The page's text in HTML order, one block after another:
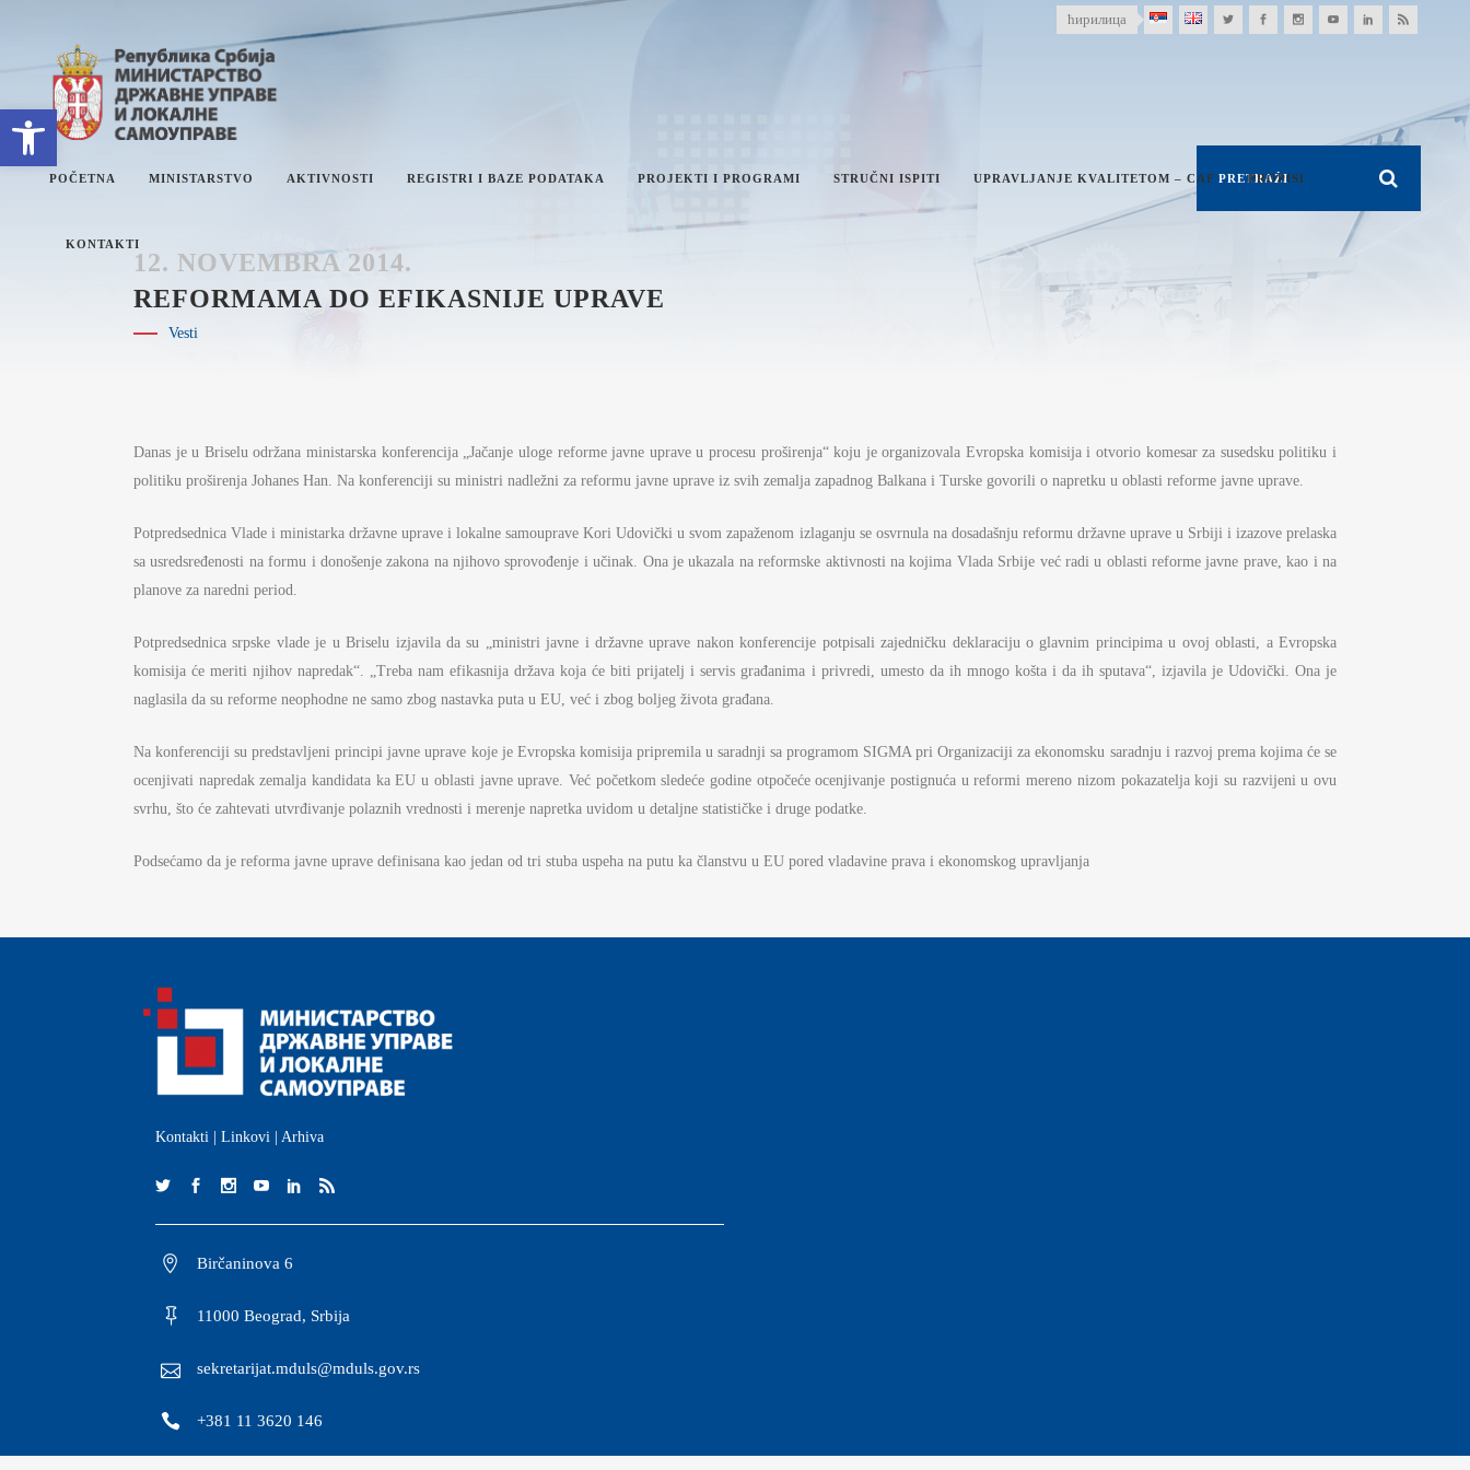
Open toolbar
ћирилица
POČETNA MINISTARSTVO
O MINISTARSTVU
SEKTORI
UPRAVNI INSPEKTORAT
ETIKA I INTEGRITET
JAVNOSTI RADA MINISTARSTVA
DRŽAVNE UPRAVE I LOKALNE
INFORMATOR O RADU
KONTROLA
JAVNE NABAVKE
AKTIVNOSTI REGISTRI I BAZE PODATAKA PROJEKTI I PROGRAMI STRUČNI ISPITI UPRAVLJANJE KVALITETOM – CAF PROPISI
KONTAKTI
12. NOVEMBRA 2014.
REFORMAMA DO EFIKASNIJE UPRAVE
Vesti
Danas je u Briselu održana ministarska konferencija „Jačanje uloge reforme javne uprave u procesu proširenja“ koju je organizovala Evropska komisija i otvorio komesar za susedsku politiku i
politiku proširenja Johanes Han. Na konferenciji su ministri nadležni za reformu javne uprave iz svih zemalja zapadnog Balkana i Turske govorili o napretku u oblasti reforme javne uprave.
Potpredsednica Vlade i ministarka državne uprave i lokalne samouprave Kori Udovički u svom zapaženom izlaganju se osvrnula na dosadašnju reformu državne uprave u Srbiji i izazove prelaska
sa usredsređenosti na formu i donošenje zakona na njihovo sprovođenje i učinak. Ona je ukazala na reformske aktivnosti na kojima Vlada Srbije već radi u oblasti reforme javne prave, kao i na
planove za naredni period.
Potpredsednica srpske vlade je u Briselu izjavila da su „ministri javne i državne uprave nakon konferencije potpisali zajedničku deklaraciju o glavnim principima u ovoj oblasti, a Evropska
komisija će meriti njihov napredak“. „Treba nam efikasnija država koja će biti prijatelj i servis građanima i privredi, umesto da ih mnogo košta i da ih sputava“, izjavila je Udovički. Ona je
naglasila da su reforme neophodne ne samo zbog nastavka puta u EU, već i zbog boljeg života građana.
Na konferenciji su predstavljeni principi javne uprave koje je Evropska komisija pripremila u saradnji sa programom SIGMA pri Organizaciji za ekonomsku saradnju i razvoj prema kojima će se
ocenjivati napredak zemalja kandidata ka EU u oblasti javne uprave. Već početkom sledeće godine otpočeće ocenjivanje postignuća u reformi mereno nizom pokazatelja koji su razvijeni u ovu
svrhu, što će zahtevati utvrđivanje polaznih vrednosti i merenje napretka uvidom u detaljne statističke i druge podatke.
Podsećamo da je reforma javne uprave definisana kao jedan od tri stuba uspeha na putu ka članstvu u EU pored vladavine prava i ekonomskog upravljanja
Kontakti Linkovi Arhiva
Birčaninova 6
11000 Beograd, Srbija
sekretarijat.mduls@mduls.gov.rs
+381 11 3620 146